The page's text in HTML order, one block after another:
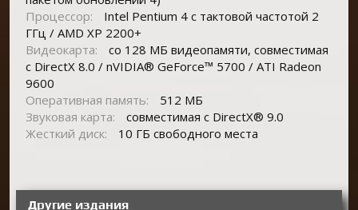
Процессор:
Intel Pentium 4 с тактовой частотой 2
ГГц / AMD XP 2200+
Видеокарта:
со 128 МБ видеопамяти, совместимая
с DirectX 8.0 / nVIDIA® GeForce™ 5700 / ATI Radeon
9600
Оперативная память:
512 МБ
Звуковая карта:
совместимая с DirectX® 9.0
Жесткий диск:
10 ГБ свободного места
Другие издания